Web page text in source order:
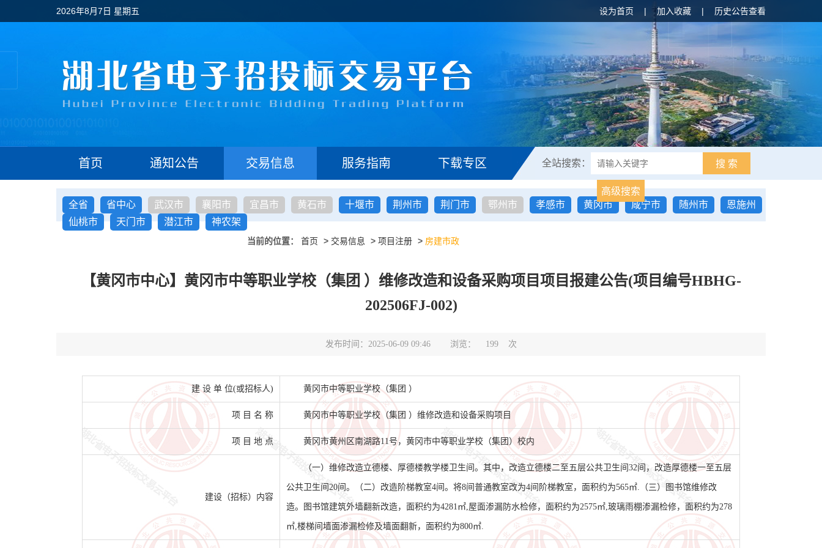
2026年8月7日 星期五 设为首页 | 加入收藏 | 历史公告查看
首页 通知公告 交易信息 服务指南 下载专区 全站搜索： 搜 索
高级搜索
全省
省中心 武汉市 襄阳市 宜昌市 黄石市 十堰市 荆州市 荆门市 鄂州市 孝感市 黄冈市 咸宁市 随州市
恩施州
仙桃市
天门市 潜江市 神农架
当前的位置： 首页 > 交易信息 > 项目注册 > 房建市政
【黄冈市中心】黄冈市中等职业学校（集团 ）维修改造和设备采购项目项目报建公告(项目编号HBHG-
202506FJ-002)
发布时间：2025-06-09 09:46 浏览： 199 次
建 设 单 位(或招标人) 黄冈市中等职业学校（集团 ）
项 目 名 称 黄冈市中等职业学校（集团 ）维修改造和设备采购项目
项 目 地 点 黄冈市黄州区南湖路11号，黄冈市中等职业学校（集团）校内
建设（招标）内容
（一）维修改造立德楼、厚德楼教学楼卫生间。其中，改造立德楼二至五层公共卫生间32间，改造厚德楼一至五层
公共卫生间20间。（二）改造阶梯教室4间。将8间普通教室改为4间阶梯教室，面积约为565㎡.（三）图书馆维修改
造。图书馆建筑外墙翻新改造，面积约为4281㎡,屋面渗漏防水检修，面积约为2575㎡,玻璃雨棚渗漏检修，面积约为278
㎡,楼梯间墙面渗漏检修及墙面翻新，面积约为800㎡.